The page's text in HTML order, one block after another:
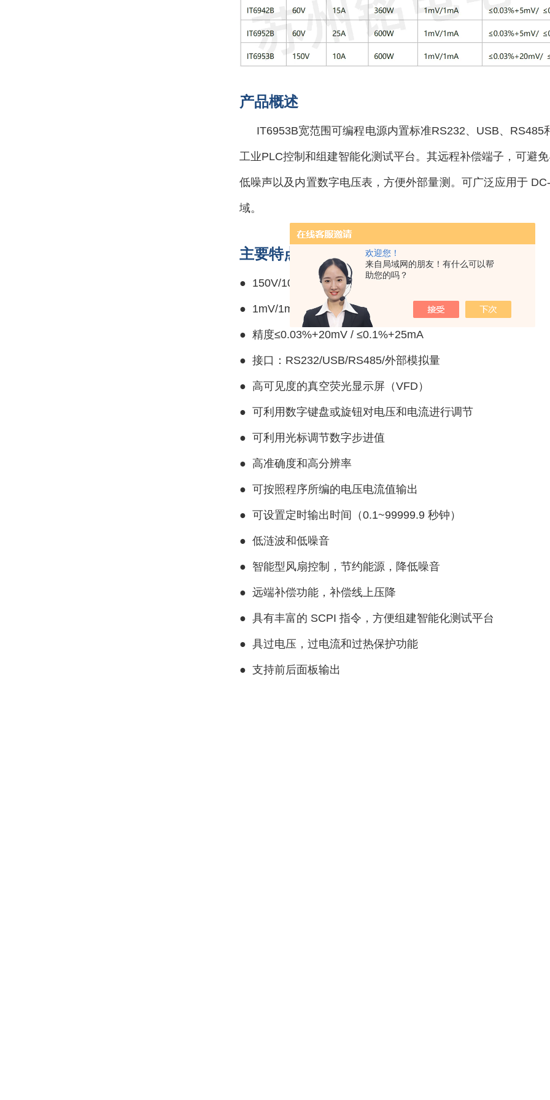
欢迎您！
来自局域网的朋友！有什么可以帮
助您的吗？
产品概述
IT6953B宽范围可编程电源内置标准RS232、USB、
工业PLC控制和组建智能化测试平台。其远程补偿端子，可避
低噪声以及内置数字电压表，方便外部量测。可广泛应用于
域。
主要特点
● 150V/10A/600W
● 1mV/1mA
● 精度≤0.03%+20mV / ≤0.1%+25mA
● 接口：RS232/USB/RS485/外部模拟量
● 高可见度的真空荧光显示屏（VFD）
● 可利用数字键盘或旋钮对电压和电流进行调节
● 可利用光标调节数字步进值
● 高准确度和高分辨率
● 可按照程序所编的电压电流值输出
● 可设置定时输出时间（0.1~99999.9 秒钟）
● 低涟波和低噪音
● 智能型风扇控制，节约能源，降低噪音
● 远端补偿功能，补偿线上压降
● 具有丰富的 SCPI 指令，方便组建智能化测试平台
● 具过电压，过电流和过热保护功能
● 支持前后面板输出